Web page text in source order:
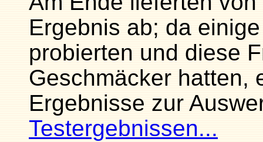
Ergebnis ab; da
probierten und diese
Geschmäcker hatten,
Ergebnisse zur
Testergebnissen...